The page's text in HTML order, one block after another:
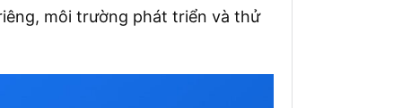
môi trường phát triển và thử